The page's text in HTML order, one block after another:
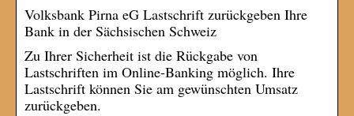
Volksbank Pirna eG Lastschrift zurückgeben Ihre
Bank in der Sächsischen Schweiz
Zu Ihrer Sicherheit ist die Rückgabe von
Lastschriften im Online-Banking möglich. Ihre
Lastschrift können Sie am gewünschten Umsatz
zurückgeben.